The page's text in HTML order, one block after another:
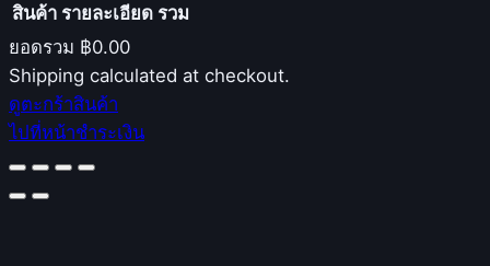
Products
in
cart
สินค้า รายละเอียด รวม
ยอดรวม ฿0.00
Shipping calculated at checkout.
ดูตะกร้าสินค้า
ไปที่หน้าชำระเงิน